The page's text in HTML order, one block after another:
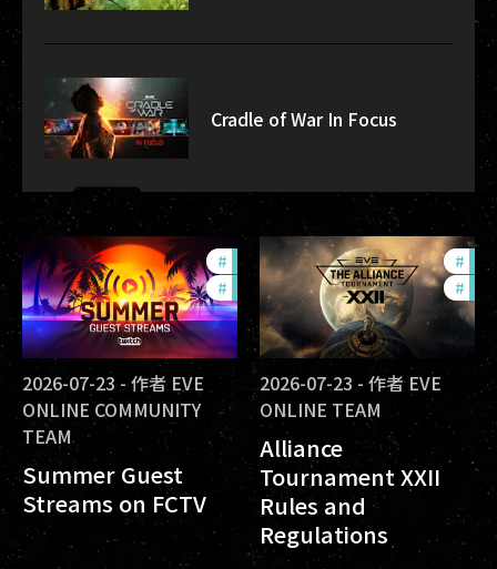
Cradle of War In Focus
# ccptv
# community
2026-07-23 - 作者 EVE
ONLINE COMMUNITY
TEAM
Summer Guest
Streams on FCTV
#
#
2026-07-23 - 作者 EVE
ONLINE TEAM
Alliance
Tournament XXII
Rules and
Regulations